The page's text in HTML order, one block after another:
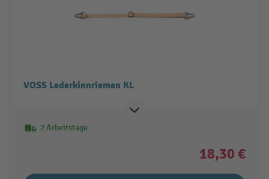
VOSS Lederkinnriemen KL
2 Arbeitstage
18,30 €